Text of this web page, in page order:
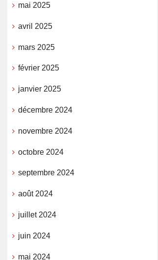
mai 2025
avril 2025
mars 2025
février 2025
janvier 2025
décembre 2024
novembre 2024
octobre 2024
septembre 2024
août 2024
juillet 2024
juin 2024
mai 2024